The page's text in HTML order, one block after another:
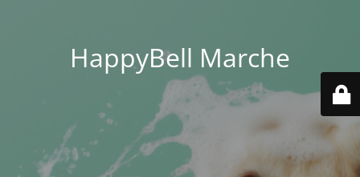
HappyBell Marche